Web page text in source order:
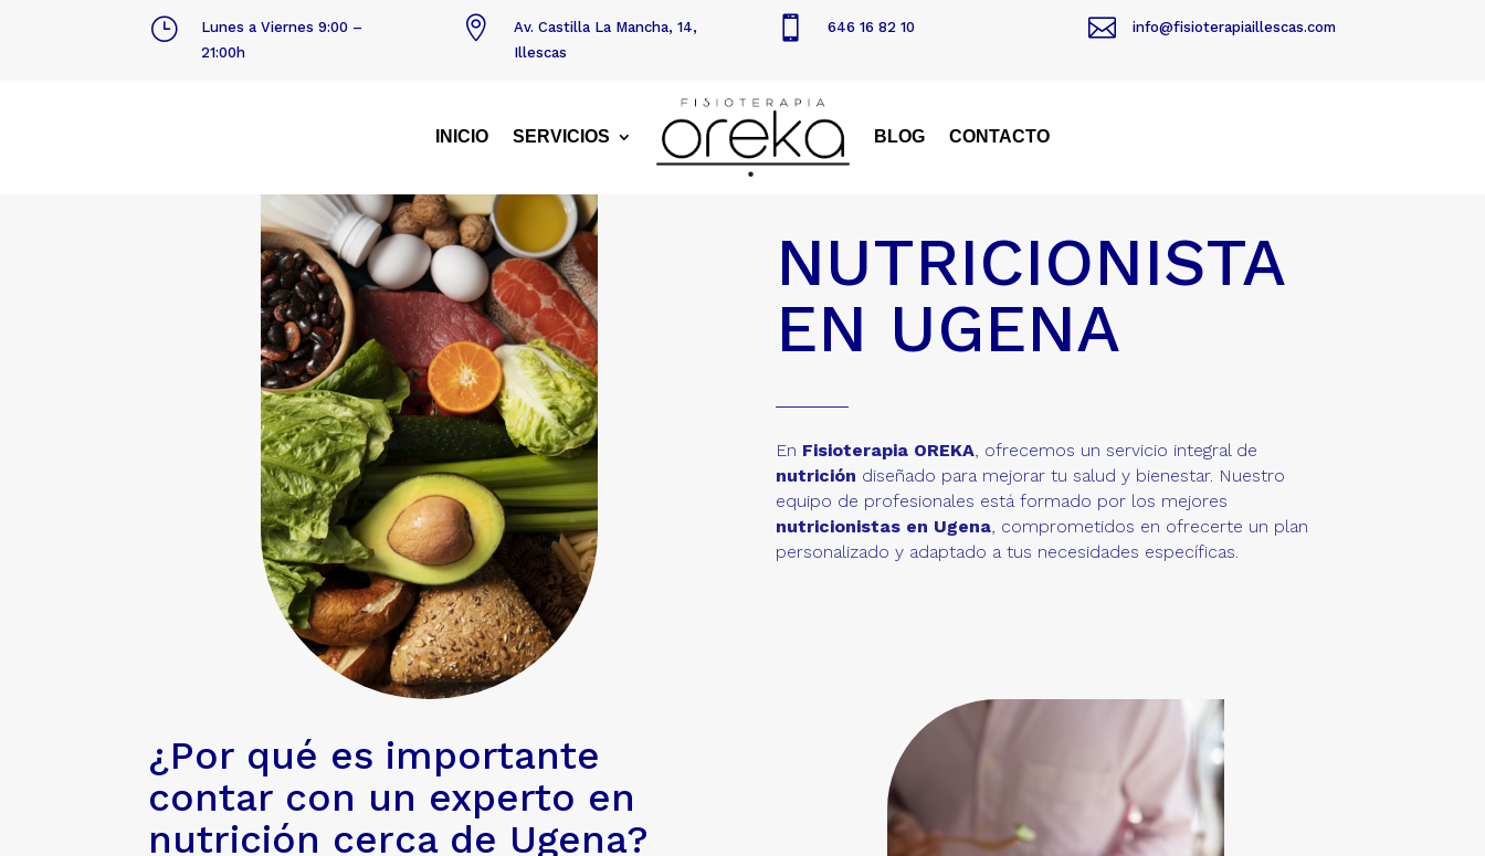
}
Lunes a Viernes 9:00 –
21:00h

Av. Castilla La Mancha, 14,
Illescas
 646 16 82 10  info@fisioterapiaillescas.com
INICIO SERVICIOS BLOG CONTACTO
NUTRICIONISTA
EN UGENA
En Fisioterapia OREKA, ofrecemos un servicio integral de
nutrición diseñado para mejorar tu salud y bienestar. Nuestro
equipo de profesionales está formado por los mejores
nutricionistas en Ugena, comprometidos en ofrecerte un plan
personalizado y adaptado a tus necesidades específicas.
¿Por qué es importante
contar con un experto en
nutrición cerca de Ugena?